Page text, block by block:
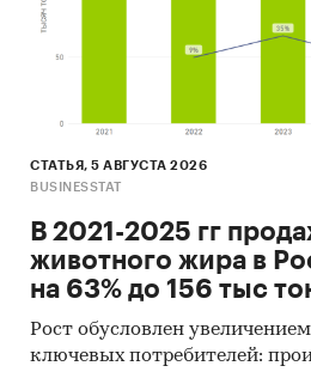
СТАТЬЯ, 5 АВГУСТА 2026
BUSINESSTAT
В 2021-2025 гг
животного жира в
на 63% до 156 тыс
Рост обусловлен
ключевых потребителей: